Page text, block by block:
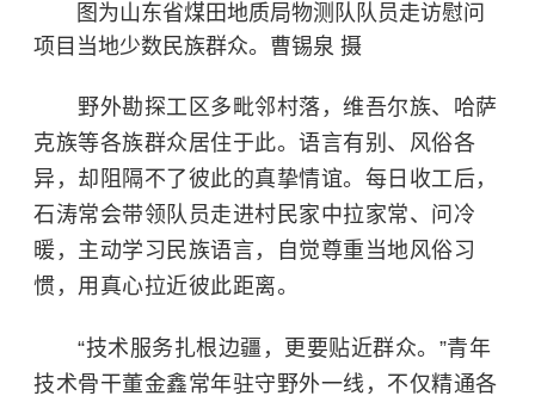
图为山东省煤田地质局物测队队员走访慰问
项目当地少数民族群众。曹锡泉 摄
野外勘探工区多毗邻村落，维吾尔族、哈萨
克族等各族群众居住于此。语言有别、风俗各
异，却阻隔不了彼此的真挚情谊。每日收工后，
石涛常会带领队员走进村民家中拉家常、问冷
暖，主动学习民族语言，自觉尊重当地风俗习
惯，用真心拉近彼此距离。
“技术服务扎根边疆，更要贴近群众。”青年
技术骨干董金鑫常年驻守野外一线，不仅精通各